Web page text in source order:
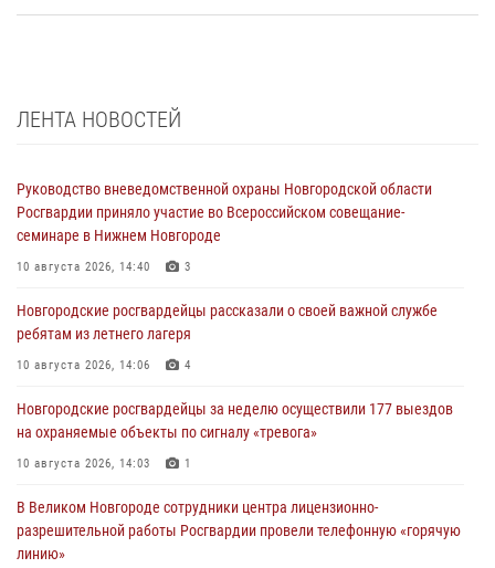
ЛЕНТА НОВОСТЕЙ
Руководство вневедомственной охраны Новгородской области
Росгвардии приняло участие во Всероссийском совещание-
семинаре в Нижнем Новгороде
10 августа 2026, 14:40 3
Новгородские росгвардейцы рассказали о своей важной службе
ребятам из летнего лагеря
10 августа 2026, 14:06 4
Новгородские росгвардейцы за неделю осуществили 177 выездов
на охраняемые объекты по сигналу «тревога»
10 августа 2026, 14:03 1
В Великом Новгороде сотрудники центра лицензионно-
разрешительной работы Росгвардии провели телефонную «горячую
линию»